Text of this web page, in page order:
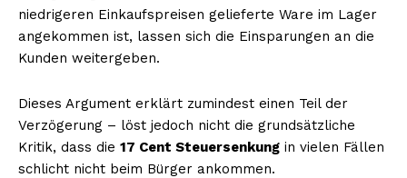
niedrigeren Einkaufspreisen gelieferte Ware im Lager
angekommen ist, lassen sich die Einsparungen an die
Kunden weitergeben.
Dieses Argument erklärt zumindest einen Teil der
Verzögerung – löst jedoch nicht die grundsätzliche
Kritik, dass die 17 Cent Steuersenkung in vielen Fällen
schlicht nicht beim Bürger ankommen.